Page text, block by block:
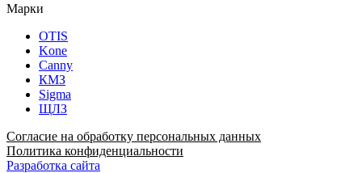
Марки
OTIS
Kone
Canny
КМЗ
Sigma
ЩЛЗ
Согласие на обработку персональных данных
Политика конфиденциальности
Разработка сайта